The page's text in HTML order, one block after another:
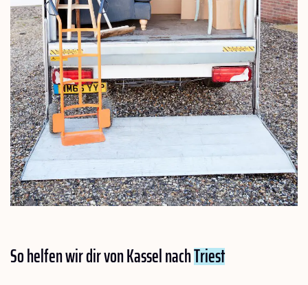
So helfen wir dir von Kassel nachTriest